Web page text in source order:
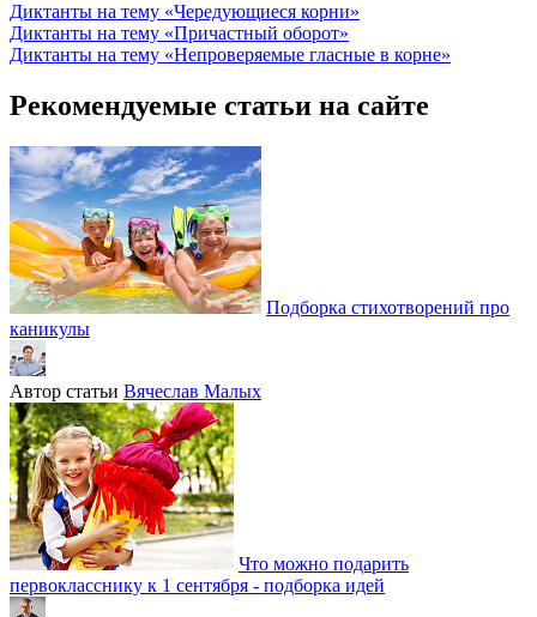
Диктанты на тему «Чередующиеся корни»
Диктанты на тему «Причастный оборот»
Диктанты на тему «Непроверяемые гласные в корне»
Рекомендуемые статьи на сайте
Подборка стихотворений про
каникулы
Автор статьи Вячеслав Малых
Что можно подарить
первокласснику к 1 сентября - подборка идей